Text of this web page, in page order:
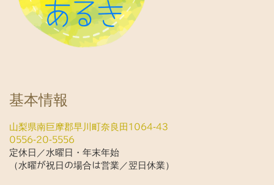
基本情報
山梨県南巨摩郡早川町奈良田1064-43
0556-20-5556
定休日／水曜日・年末年始
（水曜が祝日の場合は営業／翌日休業）